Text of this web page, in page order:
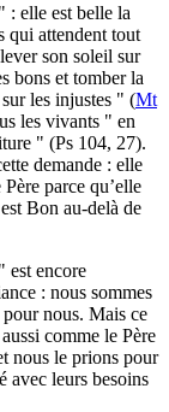
: elle est belle la
qui attendent tout
son soleil sur
bons et tomber la
les injustes " (Mt
les vivants " en
" (Ps 104, 27).
demande : elle
parce qu’elle
Bon au-delà de
est encore
: nous sommes
nous. Mais ce
comme le Père
nous le prions pour
avec leurs besoins